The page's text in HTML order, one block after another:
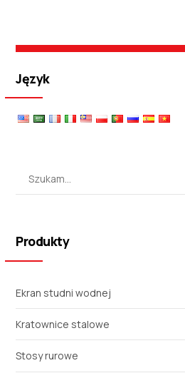
Język
Produkty
Ekran studni wodnej
Kratownice stalowe
Stosy rurowe